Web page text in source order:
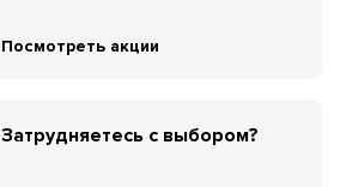
Посмотреть акции
Затрудняетесь с выбором?